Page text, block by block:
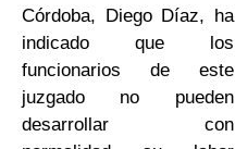
Córdoba, Diego Díaz, ha
indicado que los
funcionarios de este
juzgado no pueden
desarrollar con